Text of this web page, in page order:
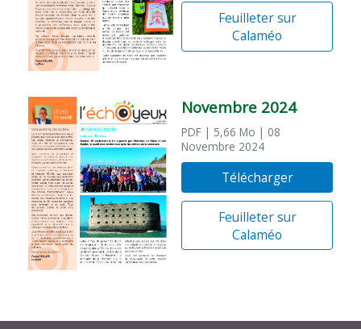
Feuilleter sur
Calaméo
Novembre 2024
PDF | 5,66 Mo | 08
Novembre 2024
Télécharger
Feuilleter sur
Calaméo